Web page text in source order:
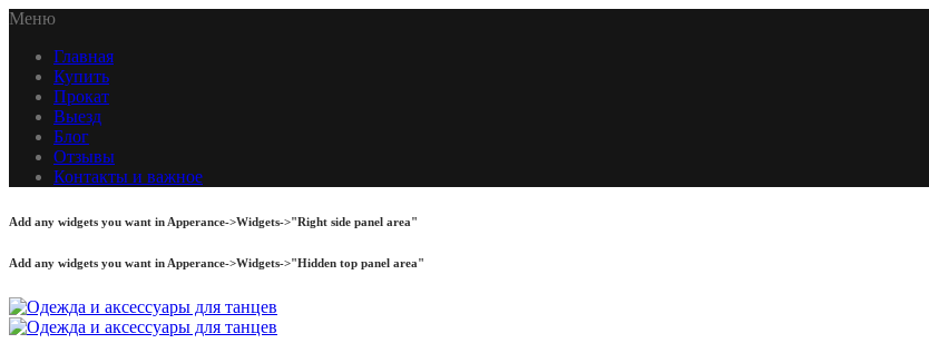
Меню
Главная
Купить
Прокат
Выезд
Блог
Отзывы
Контакты и важное
Add any widgets you want in Apperance->Widgets->"Right side panel area"
Add any widgets you want in Apperance->Widgets->"Hidden top panel area"